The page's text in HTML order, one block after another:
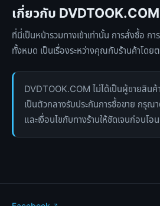
เกี่ยวกับ DVDTOOK.COM
ที่นี่เป็นหน้ารวมทางเข้าเท่านั้น การสั่งซื้อ กา
ทั้งหมด เป็นเรื่องระหว่างคุณกับร้านค้าโดย
DVDTOOK.COM ไม่ได้เป็นผู้ขายสินค้า
เป็นตัวกลางรับประกันการซื้อขาย กรุณ
และเงื่อนไขกับทางร้านให้ชัดเจนก่อนโอ